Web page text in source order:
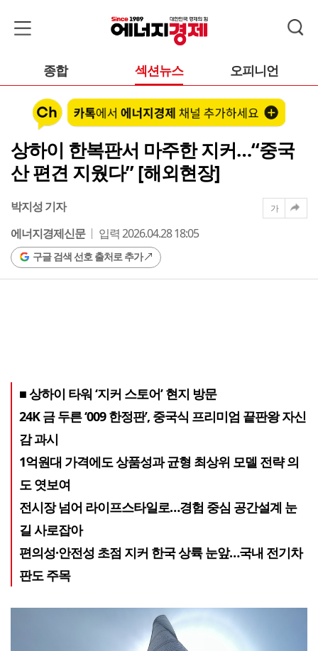
종합 섹션뉴스 오피니언
상하이 한복판서 마주한 지커…“중국
산 편견 지웠다” [해외현장]
박지성 기자
에너지경제신문
입력 2026.04.28 18:05
구글 검색 선호 출처로 추가
가
■ 상하이 타워 ‘지커 스토어’ 현지 방문
24K 금 두른 ‘009 한정판’, 중국식 프리미엄 끝판왕 자신
감 과시
1억원대 가격에도 상품성과 균형 최상위 모델 전략 의
도 엿보여
전시장 넘어 라이프스타일로…경험 중심 공간설계 눈
길 사로잡아
편의성·안전성 초점 지커 한국 상륙 눈앞…국내 전기차
판도 주목